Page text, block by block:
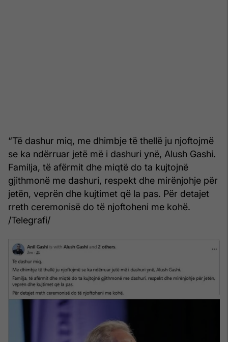
“Të dashur miq, me dhimbje të thellë ju njoftojmë
se ka ndërruar jetë më i dashuri ynë, Alush Gashi.
Familja, të afërmit dhe miqtë do ta kujtojnë
gjithmonë me dashuri, respekt dhe mirënjohje për
jetën, veprën dhe kujtimet që la pas. Për detajet
rreth ceremonisë do të njoftoheni me kohë.
/Telegrafi/